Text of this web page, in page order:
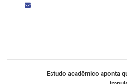
Estudo acadêmico aponta